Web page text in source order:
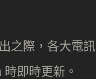
之際，各大電訊
即時更新。